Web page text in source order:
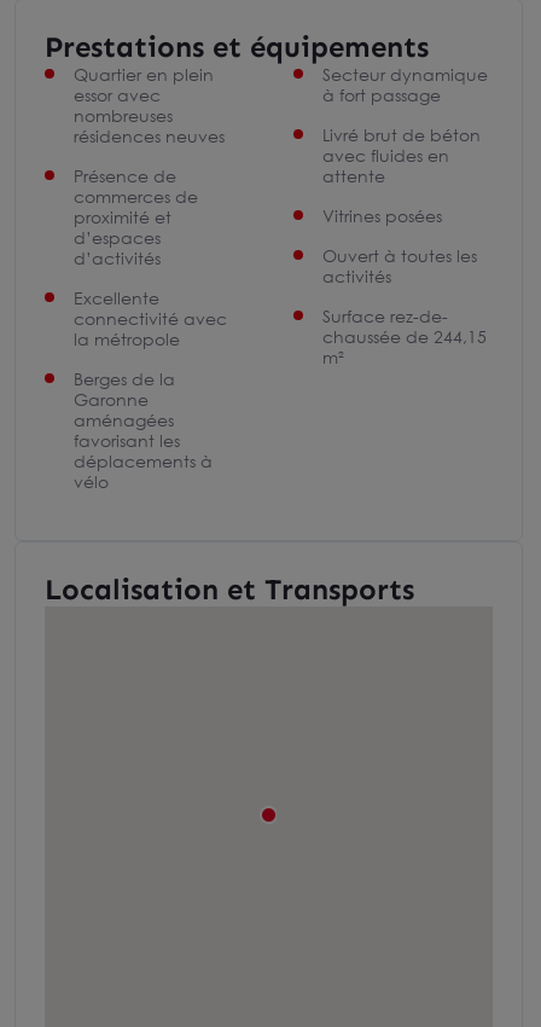
Prestations et équipements
Quartier en plein
essor avec
nombreuses
résidences neuves
Présence de
commerces de
proximité et
d’espaces
d’activités
Excellente
connectivité avec
la métropole
Berges de la
Garonne
aménagées
favorisant les
déplacements à
vélo
Secteur dynamique
à fort passage
Livré brut de béton
avec fluides en
attente
Vitrines posées
Ouvert à toutes les
activités
Surface rez-de-
chaussée de 244,15
m²
Localisation et Transports